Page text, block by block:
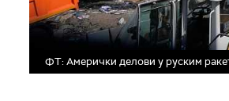
ФТ: Амерички делови у руским